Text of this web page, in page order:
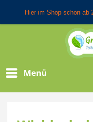
Menü